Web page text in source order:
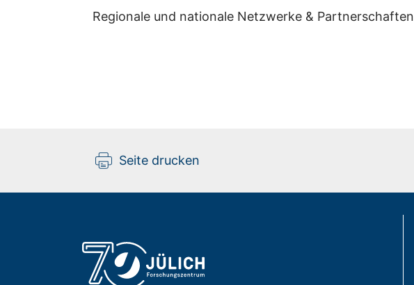
Regionale und nationale Netzwerke & Partnerschaften
Seite drucken